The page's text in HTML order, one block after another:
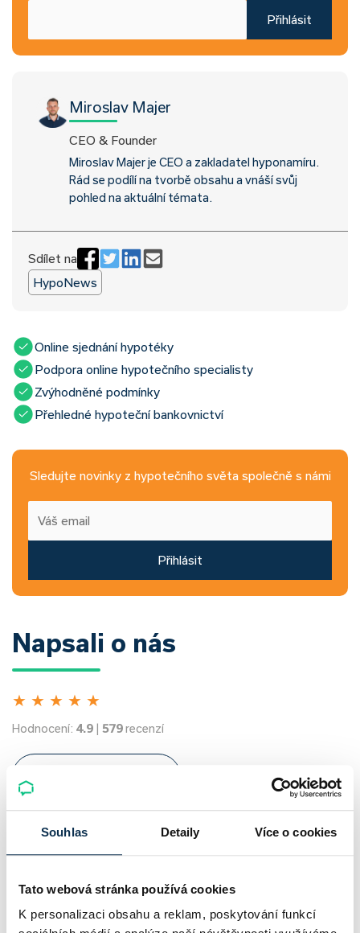
Souhlas Detaily Více o cookies
Tato webová stránka používá cookies
K personalizaci obsahu a reklam, poskytování funkcí
Přihlásit
Miroslav Majer
CEO & Founder
Miroslav Majer je CEO a zakladatel hyponamíru.
Rád se podílí na tvorbě obsahu a vnáší svůj
pohled na aktuální témata.
Sdílet na
HypoNews
Online sjednání hypotéky
Podpora online hypotečního specialisty
Zvýhodněné podmínky
Přehledné hypoteční bankovnictví
Sledujte novinky z hypotečního světa společně s námi
Přihlásit
Napsali o nás
★ ★ ★ ★ ★
Hodnocení: 4.9 | 579recenzí